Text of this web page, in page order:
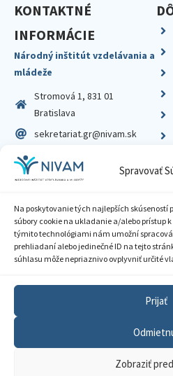
Spravovať
Na poskytovanie tých najlepších skúseností
súbory cookie na ukladanie a/alebo prístup
týmito technológiami nám umožní
prehliadaní alebo jedinečné ID na tejto
súhlasu môže nepriaznivo ovplyvniť určité
Prijať
Zobraziť
KONTAKTNÉ
INFORMÁCIE
Národný inštitút vzdelávania a
mládeže
Stromová 1, 831 01
Bratislava
sekretariat.gr@nivam.sk
IČO: 00164348
DIČ: 2020798714
Zásady ochrany
Sprístupnenie
GDPR